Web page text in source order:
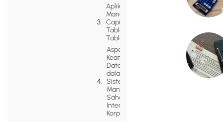
Aplikasi
Manajemen
Capitalization
Table (Cap
Table)
Aspek
Keamanan
Data Siber
dalam
Sistem
Manajemen
Saham
Internal
Korporasi